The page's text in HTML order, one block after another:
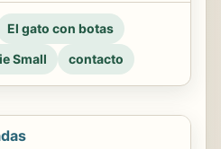
El gato con botas
Small contacto